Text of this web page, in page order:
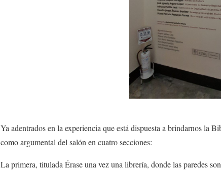
Ya adentrados en la experiencia que está dispuesta a brindarnos la
como argumental del salón en cuatro secciones:
La primera, titulada Érase una vez una librería, donde las paredes